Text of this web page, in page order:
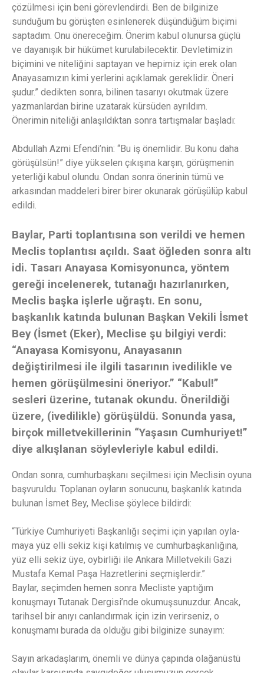
çözülmesi için beni görevlendirdi. Ben de bilginize
sunduğum bu görüşten esinlenerek düşündüğüm biçimi
saptadım. Onu önereceğim. Önerim kabul olunursa güçlü
ve dayanışık bir hükümet kurulabilecektir. Devletimizin
biçimini ve niteliğini saptayan ve hepimiz için erek olan
Anayasamızın kimi yerlerini açıklamak gereklidir. Öneri
şudur.” dedikten sonra, bilinen tasarıyı okutmak üzere
yazmanlardan birine uzatarak kürsüden ayrıldım.
Önerimin niteliği anlaşıldıktan sonra tartışmalar başladı:
Abdullah Azmi Efendi’nin: “Bu iş önemlidir. Bu konu daha
görüşülsün!” diye yükselen çıkışına karşın, görüşmenin
yeterliği kabul olundu. Ondan sonra önerinin tümü ve
arkasından maddeleri birer birer okunarak görüşülüp kabul
edildi.
Baylar, Parti toplantısına son verildi ve hemen
Meclis toplantısı açıldı. Saat öğleden sonra altı
idi. Tasarı Anayasa Komisyonunca, yöntem
gereği incelenerek, tutanağı hazırlanırken,
Meclis başka işlerle uğraştı. En sonu,
başkanlık katında bulunan Başkan Vekili İsmet
Bey (İsmet (Eker), Meclise şu bilgiyi verdi:
“Anayasa Komisyonu, Anayasanın
değiştirilmesi ile ilgili tasarının ivedilikle ve
hemen görüşülmesini öneriyor.” “Kabul!”
sesleri üzerine, tutanak okundu. Önerildiği
üzere, (ivedilikle) görüşüldü. Sonunda yasa,
birçok milletvekillerinin “Yaşasın Cumhuriyet!”
diye alkışlanan söylevleriyle kabul edildi.
Ondan sonra, cumhurbaşkanı seçilmesi için Meclisin oyuna
başvuruldu. Toplanan oyların sonucunu, başkanlık katında
bulunan İsmet Bey, Meclise şöylece bildirdi:
“Türkiye Cumhuriyeti Başkanlığı seçimi için yapılan oyla-
maya yüz elli sekiz kişi katılmış ve cumhurbaşkanlığına,
yüz elli sekiz üye, oybirliği ile Ankara Milletvekili Gazi
Mustafa Kemal Paşa Hazretlerini seçmişlerdir.”
Baylar, seçimden hemen sonra Mecliste yaptığım
konuşmayı Tutanak Dergisi’nde okumuşsunuzdur. Ancak,
tarihsel bir anıyı canlandırmak için izin verirseniz, o
konuşmamı burada da olduğu gibi bilginize sunayım:
Sayın arkadaşlarım, önemli ve dünya çapında olağanüstü